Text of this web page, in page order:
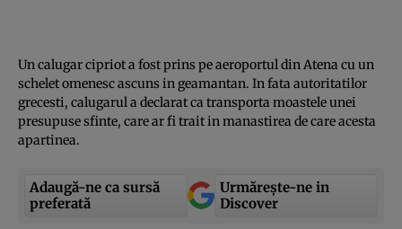
Un calugar cipriot a fost prins pe aeroportul din Atena cu un
schelet omenesc ascuns in geamantan. In fata autoritatilor
grecesti, calugarul a declarat ca transporta moastele unei
presupuse sfinte, care ar fi trait in manastirea de care acesta
apartinea.
Adaugă-ne ca sursă
preferată
Urmărește-ne in
Discover